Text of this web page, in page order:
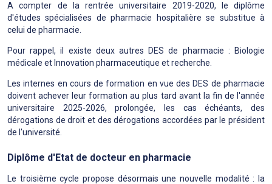
A compter de la rentrée universitaire 2019-2020, le diplôme
d'études spécialisées de pharmacie hospitalière se substitue à
celui de pharmacie.
Pour rappel, il existe deux autres DES de pharmacie : Biologie
médicale et Innovation pharmaceutique et recherche.
Les internes en cours de formation en vue des DES de pharmacie
doivent achever leur formation au plus tard avant la fin de l'année
universitaire 2025-2026, prolongée, les cas échéants, des
dérogations de droit et des dérogations accordées par le président
de l'université.
Diplôme d'Etat de docteur en pharmacie
Le troisième cycle propose désormais une nouvelle modalité : la